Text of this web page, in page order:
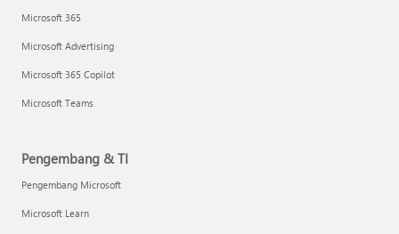
Microsoft 365
Microsoft Advertising
Microsoft 365 Copilot
Microsoft Teams
Pengembang & TI
Pengembang Microsoft
Microsoft Learn